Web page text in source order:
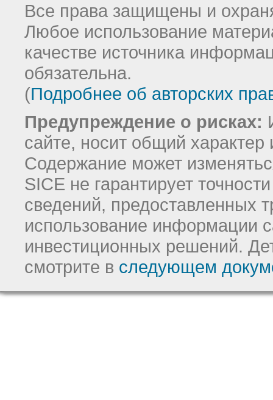
Все права защищены и
Любое использование
качестве источника
обязательна.
(Подробнее об авторских
Предупреждение о рисках:
сайте, носит общий
Содержание может
SICE не гарантирует
сведений, предоставленных
использование информации
инвестиционных решений.
смотрите в следующем